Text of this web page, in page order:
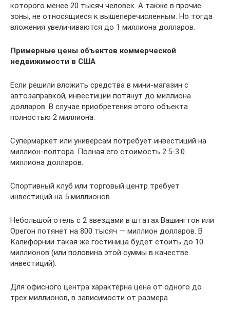
которого менее 20 тысяч человек. А также в прочие
зоны, не относящиеся к вышеперечисленным. Но тогда
вложения увеличиваются до 1 миллиона долларов.
Примерные цены объектов коммерческой
недвижимости в США
Если решили вложить средства в мини-магазин с
автозаправкой, инвестиции потянут до миллиона
долларов. В случае приобретения этого объекта
полностью 2 миллиона.
Супермаркет или универсам потребует инвестиций на
миллион-полтора. Полная его стоимость 2.5-3.0
миллиона долларов.
Спортивный клуб или торговый центр требует
инвестиций на 5 миллионов.
Небольшой отель с 2 звездами в штатах Вашингтон или
Орегон потянет на 800 тысяч — миллион долларов. В
Калифорнии такая же гостиница будет стоить до 10
миллионов (или половина этой суммы в качестве
инвестиций).
Для офисного центра характерна цена от одного до
трех миллионов, в зависимости от размера.